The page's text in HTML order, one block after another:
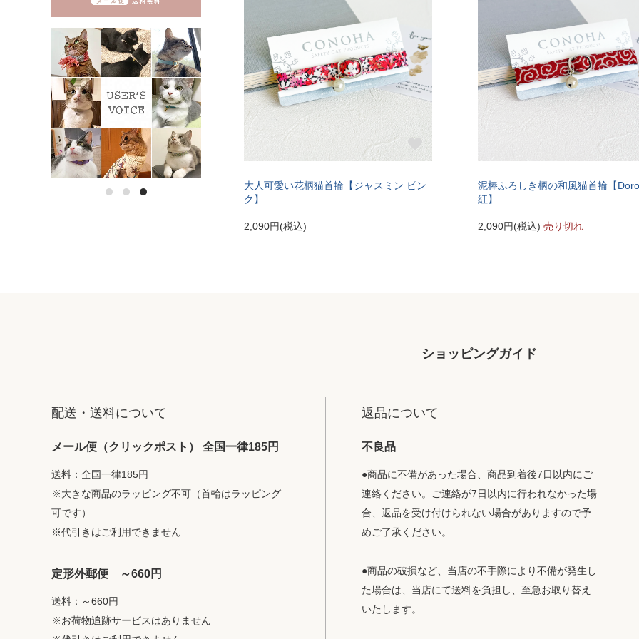
大人可愛い花柄猫首輪【ジャスミン ピン
ク】
2,090円(税込)
泥棒ふろしき柄の和風猫首輪【
紅】
2,090円(税込) 売り切れ
ショッピングガイド
配送・送料について
メール便（クリックポスト） 全国一律185円
送料：全国一律185円
※大きな商品のラッピング不可（首輪はラッピング
可です）
※代引きはご利用できません
定形外郵便 ～660円
送料：～660円
※お荷物追跡サービスはありません
返品について
不良品
●商品に不備があった場合、商品到着後7日以内にご
連絡ください。ご連絡が7日以内に行われなかった場
合、返品を受け付けられない場合がありますので予
めご了承ください。
●商品の破損など、当店の不手際により不備が発生し
た場合は、当店にて送料を負担し、至急お取り替え
いたします。